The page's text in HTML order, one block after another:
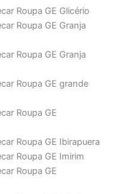
Roupa GE Glicério
Roupa GE Granja
Roupa GE Granja
Roupa GE grande
Roupa GE
Roupa GE Ibirapuera
Roupa GE Imirim
Roupa GE